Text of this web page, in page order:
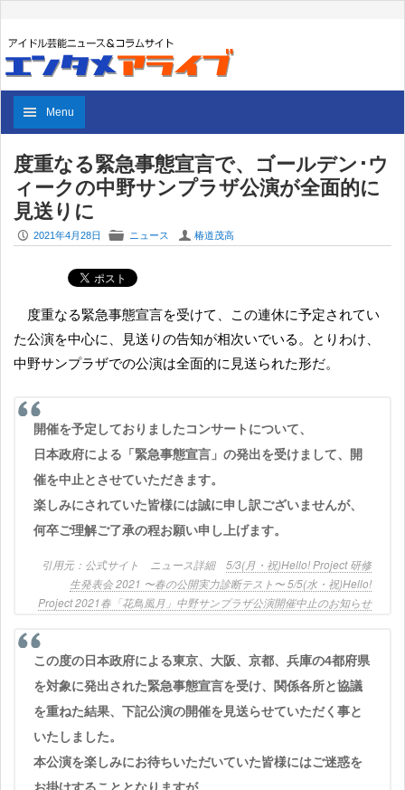
Menu
度重なる緊急事態宣言で、ゴールデン･ウ
ィークの中野サンプラザ公演が全面的に
見送りに
P 2021年4月28日 F ニュース U 椿道茂高
度重なる緊急事態宣言を受けて、この連休に予定されてい
た公演を中心に、見送りの告知が相次いでいる。とりわけ、
中野サンプラザでの公演は全面的に見送られた形だ。
開催を予定しておりましたコンサートについて、
日本政府による「緊急事態宣言」の発出を受けまして、開
催を中止とさせていただきます。
楽しみにされていた皆様には誠に申し訳ございませんが、
何卒ご理解ご了承の程お願い申し上げます。
公式サイト ニュース詳細 5/3(月・祝)Hello! Project 研修
生発表会 2021 〜春の公開実力診断テスト〜 5/5(水・祝)Hello!
Project 2021春「花鳥風月」中野サンプラザ公演開催中止のお知らせ
この度の日本政府による東京、大阪、京都、兵庫の4都府県
を対象に発出された緊急事態宣言を受け、関係各所と協議
を重ねた結果、下記公演の開催を見送らせていただく事と
いたしました。
本公演を楽しみにお待ちいただいていた皆様にはご迷惑を